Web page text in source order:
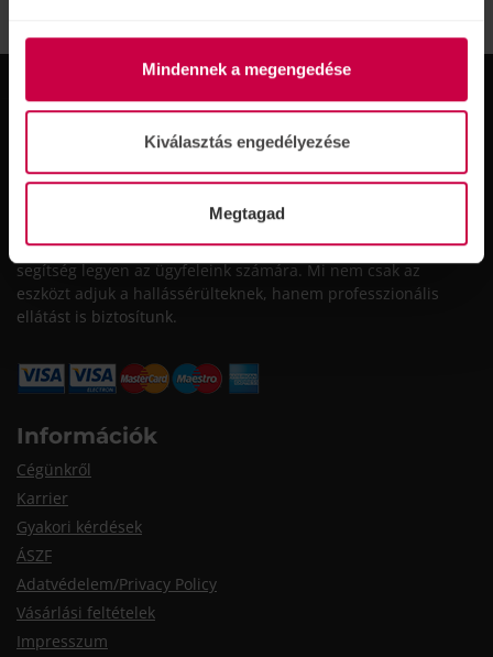
Mindennek a megengedése
Kiválasztás engedélyezése
Megtagad
legmodernebb technológiák ismeretével áll a fogyasztók
rendelkezésére. Számunkra fontos, hogy a hallókészülék
segítség legyen az ügyfeleink számára. Mi nem csak az
eszközt adjuk a hallássérülteknek, hanem professzionális
ellátást is biztosítunk.
Információk
Cégünkről
Karrier
Gyakori kérdések
ÁSZF
Adatvédelem/Privacy Policy
Vásárlási feltételek
Impresszum